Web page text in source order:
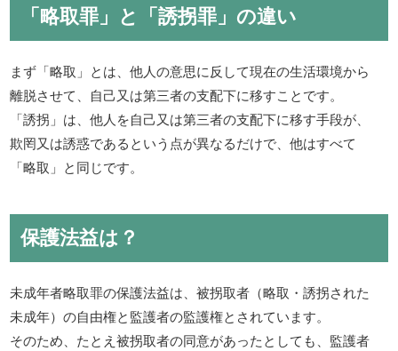
「略取罪」と「誘拐罪」の違い
まず「略取」とは、他人の意思に反して現在の生活環境から
離脱させて、自己又は第三者の支配下に移すことです。
「誘拐」は、他人を自己又は第三者の支配下に移す手段が、
欺罔又は誘惑であるという点が異なるだけで、他はすべて
「略取」と同じです。
保護法益は？
未成年者略取罪の保護法益は、被拐取者（略取・誘拐された
未成年）の自由権と監護者の監護権とされています。
そのため、たとえ被拐取者の同意があったとしても、監護者